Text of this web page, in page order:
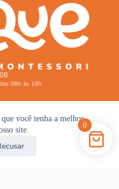
você tenha a melhor
site.
08h às 18h​
0